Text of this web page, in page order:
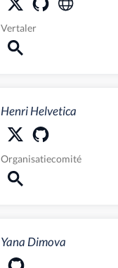
Vertaler
Henri Helvetica
Organisatiecomité
Yana Dimova